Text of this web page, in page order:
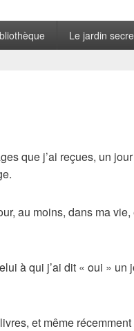
Le jardin
que j’ai reçues, un
au moins, dans ma vie,
à qui j’ai dit « oui » un
et même récemment